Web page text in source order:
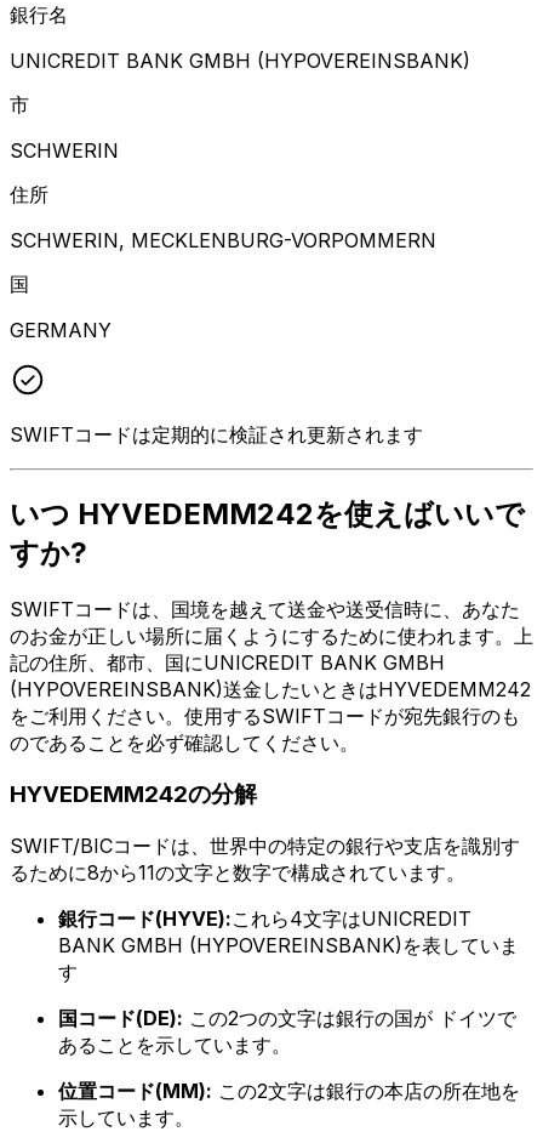
銀行名
UNICREDIT BANK GMBH (HYPOVEREINSBANK)
市
SCHWERIN
住所
SCHWERIN, MECKLENBURG-VORPOMMERN
国
GERMANY
SWIFTコードは定期的に検証され更新されます
いつ HYVEDEMM242を使えばいいで
すか?
SWIFTコードは、国境を越えて送金や送受信時に、あなた
のお金が正しい場所に届くようにするために使われます。上
記の住所、都市、国にUNICREDIT BANK GMBH
(HYPOVEREINSBANK)送金したいときはHYVEDEMM242
をご利用ください。使用するSWIFTコードが宛先銀行のも
のであることを必ず確認してください。
HYVEDEMM242の分解
SWIFT/BICコードは、世界中の特定の銀行や支店を識別す
るために8から11の文字と数字で構成されています。
銀行コード(HYVE):これら4文字はUNICREDIT
BANK GMBH (HYPOVEREINSBANK)を表していま
す
国コード(DE): この2つの文字は銀行の国が ドイツで
あることを示しています。
位置コード(MM): この2文字は銀行の本店の所在地を
示しています。